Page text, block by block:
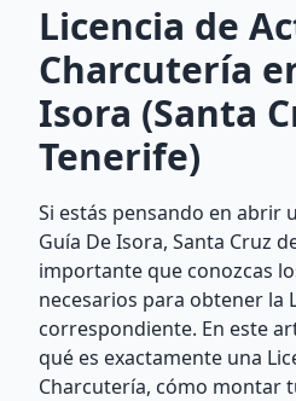
Licencia de
Charcutería
Isora (Santa
Tenerife)
Si estás pensando en abrir
Guía De Isora, Santa Cruz
importante que conozcas
necesarios para obtener la
correspondiente. En este
qué es exactamente una
Charcutería, cómo montar